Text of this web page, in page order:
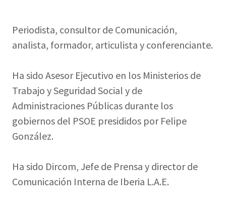
Periodista, consultor de Comunicación,
analista, formador, articulista y conferenciante.
Ha sido Asesor Ejecutivo en los Ministerios de
Trabajo y Seguridad Social y de
Administraciones Públicas durante los
gobiernos del PSOE presididos por Felipe
González.
Ha sido Dircom, Jefe de Prensa y director de
Comunicación Interna de Iberia L.A.E.